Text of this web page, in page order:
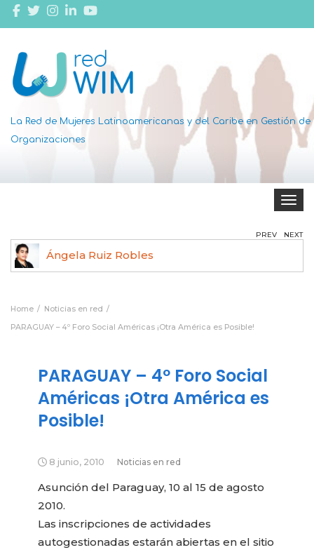
La Red de Mujeres Latinoamericanas y del Caribe en Gestión de
Organizaciones
Toggle
Ángela Ruiz Robles
PREV NEXT
Home
Noticias en red
PARAGUAY – 4º Foro Social Américas ¡Otra América es Posible!
PARAGUAY – 4º Foro Social
Américas ¡Otra América es
Posible!
8 junio, 2010 Noticias en red
Asunción del Paraguay, 10 al 15 de agosto
2010.
Las inscripciones de actividades
autogestionadas estarán abiertas en el sitio